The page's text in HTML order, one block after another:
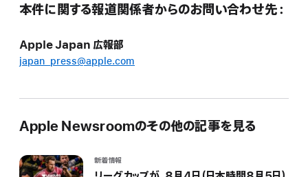
本件に関する報道関係者からのお問い合わせ先：
Apple Japan 広報部
japan_press@apple.com
Apple Newsroomのその他の記事を見る
新着情報